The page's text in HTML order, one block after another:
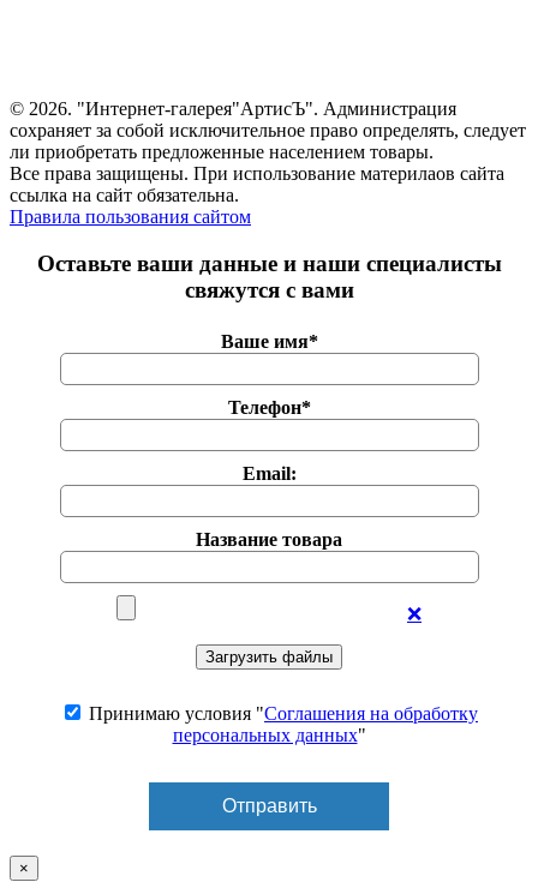
© 2026. "Интернет-галерея"АртисЪ". Администрация
сохраняет за собой исключительное право определять, следует
ли приобретать предложенные населением товары.
Все права защищены. При использование материлаов сайта
ссылка на сайт обязательна.
Правила пользования сайтом
Оставьте ваши данные и наши специалисты
свяжутся с вами
Ваше имя*
Телефон*
Email:
Название товара
❌
Принимаю условия "Соглашения на обработку
персональных данных"
×